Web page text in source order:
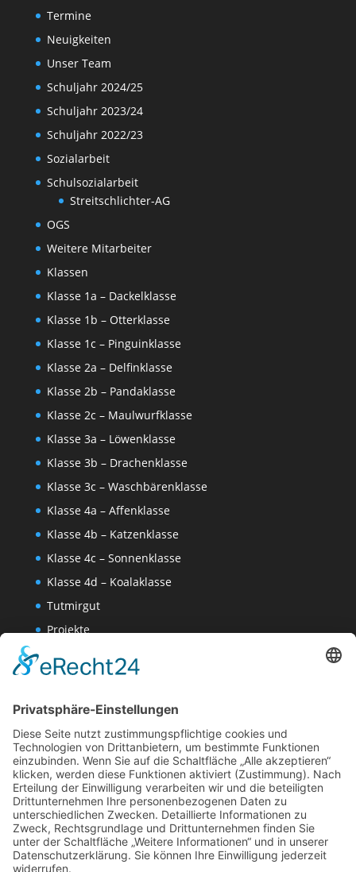
Termine
Neuigkeiten
Unser Team
Schuljahr 2024/25
Schuljahr 2023/24
Schuljahr 2022/23
Sozialarbeit
Schulsozialarbeit
Streitschlichter-AG
OGS
Weitere Mitarbeiter
Klassen
Klasse 1a – Dackelklasse
Klasse 1b – Otterklasse
Klasse 1c – Pinguinklasse
Klasse 2a – Delfinklasse
Klasse 2b – Pandaklasse
Klasse 2c – Maulwurfklasse
Klasse 3a – Löwenklasse
Klasse 3b – Drachenklasse
Klasse 3c – Waschbärenklasse
Klasse 4a – Affenklasse
Klasse 4b – Katzenklasse
Klasse 4c – Sonnenklasse
Klasse 4d – Koalaklasse
Tutmirgut
Projekte
Wissenschaften-AG
Datenschutzerklärung
Website Administration